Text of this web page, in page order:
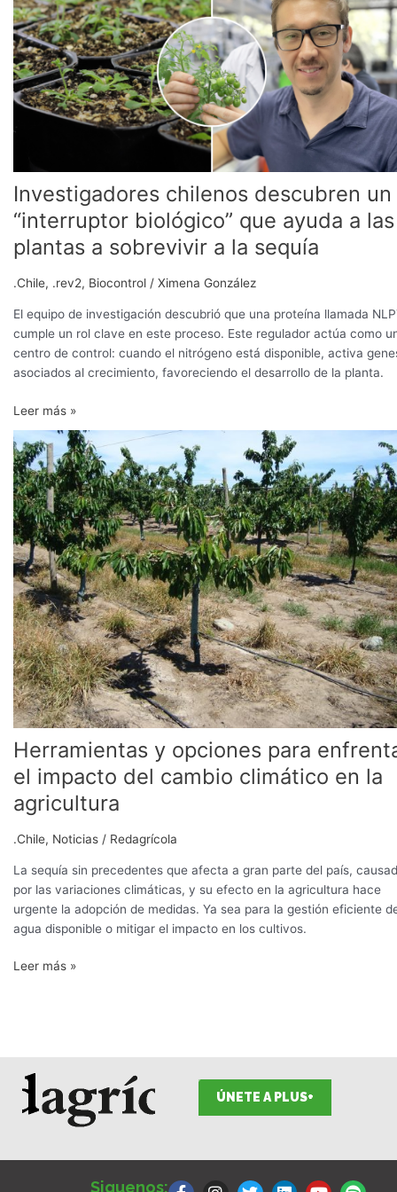
Investigadores chilenos descubren un
“interruptor biológico” que ayuda a las
plantas a sobrevivir a la sequía
.Chile, .rev2, Biocontrol / Ximena González
El equipo de investigación descubrió que una proteína llamada
cumple un rol clave en este proceso. Este regulador actúa como
centro de control: cuando el nitrógeno está disponible, activa
asociados al crecimiento, favoreciendo el desarrollo de la planta.
descubren
un
“interruptor
biológico”
que
ayuda
a
a
sobrevivir
la
sequía
Leer más »
Herramientas y opciones para
el impacto del cambio climático en la
agricultura
.Chile, Noticias / Redagrícola
La sequía sin precedentes que afecta a gran parte del país,
por las variaciones climáticas, y su efecto en la agricultura hace
urgente la adopción de medidas. Ya sea para la gestión eficiente
agua disponible o mitigar el impacto en los cultivos.
Herramientas
y
opciones
para
enfrentar
el
impacto
del
cambio
climático
en
la
agricultura
Leer más »
ÚNETE A PLUS+
Siguenos:
a
n
w
i
o
p